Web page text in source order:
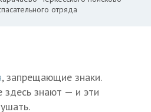
отряда
, запрещающие знаки.
здесь знают — и эти